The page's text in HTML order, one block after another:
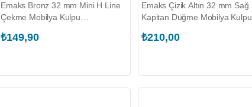
Emaks Bronz 32 mm Mini H Line
Çekme Mobilya Kulpu
₺149,90
Emaks Çizik Altın 32 mm Sağ
Kapitan Düğme Mobilya Kulpu
₺210,00